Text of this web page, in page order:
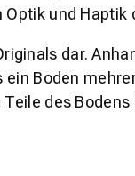
und Haptik
dar.
Boden
des